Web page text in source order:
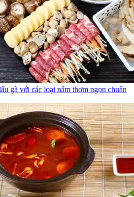
gà với các loại nấm thơm ngon chuẩn